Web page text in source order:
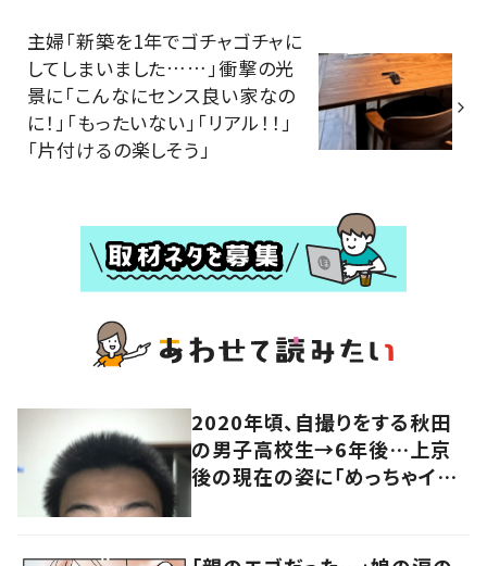
主婦「新築を1年でゴチャゴチャに
してしまいました……」衝撃の光
景に「こんなにセンス良い家なの
に！」「もったいない」「リアル！！」
「片付けるの楽しそう」
2020年頃、自撮りをする秋田
の男子高校生→6年後…上京
後の現在の姿に「めっちゃイケ